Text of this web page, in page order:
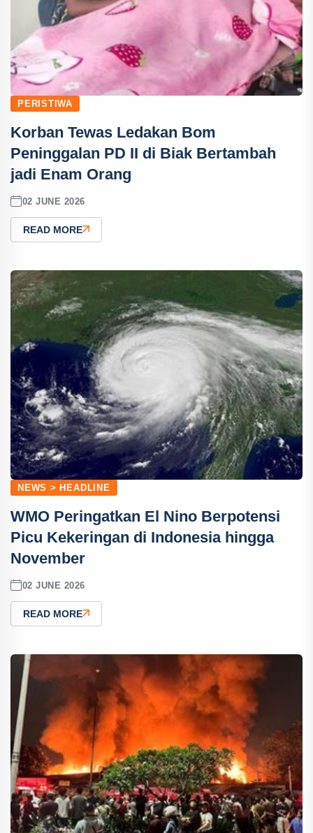
PERISTIWA
Korban Tewas Ledakan Bom
Peninggalan PD II di Biak Bertambah
jadi Enam Orang
02 JUNE 2026
READ MORE
NEWS > HEADLINE
WMO Peringatkan El Nino Berpotensi
Picu Kekeringan di Indonesia hingga
November
02 JUNE 2026
READ MORE